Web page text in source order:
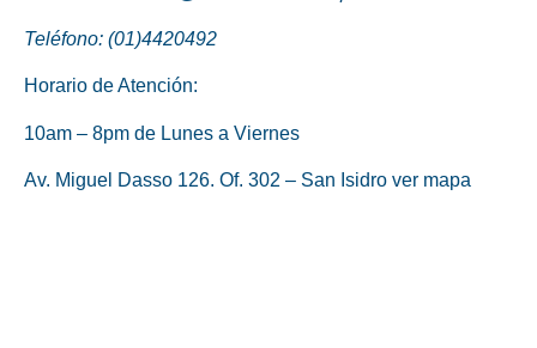
Teléfono: (01)4420492
Horario de Atención:
10am – 8pm de Lunes a Viernes
Av. Miguel Dasso 126. Of. 302 – San Isidro ver mapa